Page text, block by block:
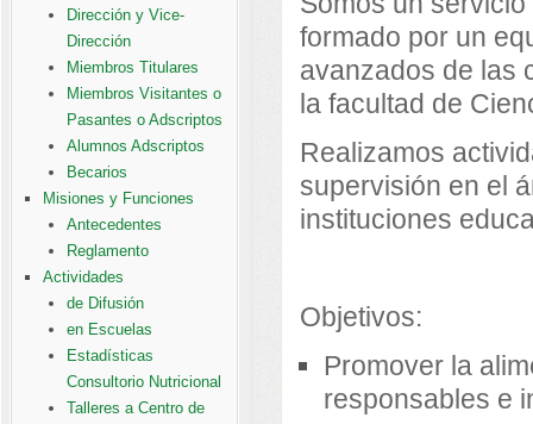
Dirección y Vice-
Dirección
Miembros Titulares
Miembros Visitantes o
Pasantes o Adscriptos
Alumnos Adscriptos
Becarios
Misiones y Funciones
Antecedentes
Reglamento
Actividades
de Difusión
en Escuelas
Estadísticas
Consultorio Nutricional
Talleres a Centro de
formado por un
avanzados de las
la facultad de
Realizamos
supervisión en el
instituciones
Objetivos:
Promover la
responsables e